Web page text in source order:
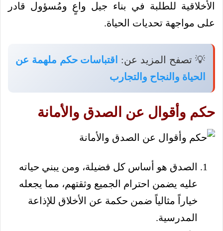
الأخلاقية للطلبة في بناء جيل واعٍ ومُسؤول قادر
على مواجهة تحديات الحياة.
💡 تصفح المزيد عن:
اقتباسات حكم ملهمة عن
الحياة والنجاح والتجارب
حكم وأقوال عن الصدق والأمانة
الصدق هو أساس كل فضيلة، ومن يبني حياته
عليه يضمن احترام الجميع وثقتهم، مما يجعله
خياراً مثالياً ضمن حكمة عن الأخلاق للإذاعة
المدرسية.